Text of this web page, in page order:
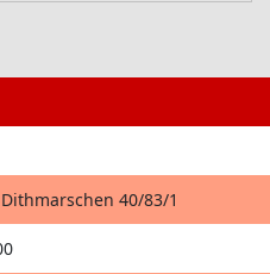
40/83/1